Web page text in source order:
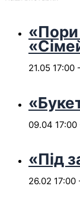
«Пори
21.05 17:00 -
09.04 17:00
«Під
26.02 17:00